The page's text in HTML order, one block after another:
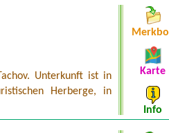
Unterkunft ist in
Herberge, in
Karte
Info